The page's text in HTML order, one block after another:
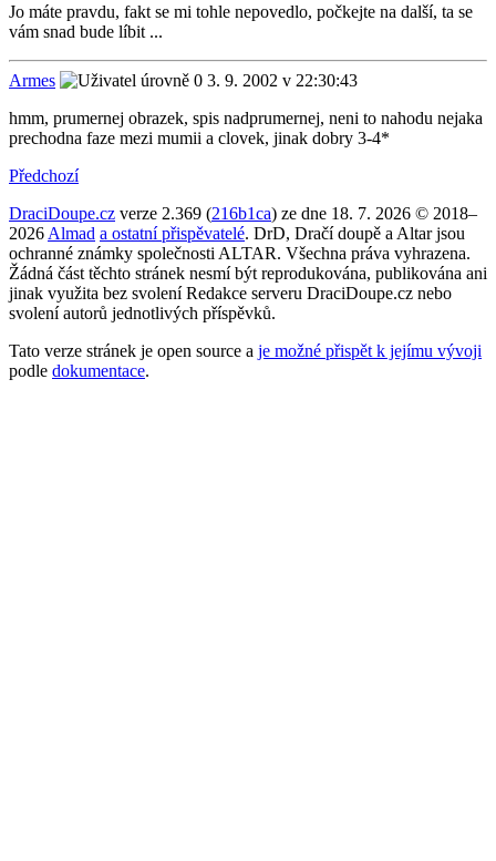
Jo máte pravdu, fakt se mi tohle nepovedlo, počkejte na další, ta se
vám snad bude líbit ...
Armes
3. 9. 2002 v 22:30:43
hmm, prumernej obrazek, spis nadprumernej, neni to nahodu nejaka
prechodna faze mezi mumii a clovek, jinak dobry 3-4*
Předchozí
DraciDoupe.cz verze 2.369 (216b1ca) ze dne 18. 7. 2026 © 2018–
2026 Almad a ostatní přispěvatelé. DrD, Dračí doupě a Altar jsou
ochranné známky společnosti ALTAR. Všechna práva vyhrazena.
Žádná část těchto stránek nesmí být reprodukována, publikována ani
jinak využita bez svolení Redakce serveru DraciDoupe.cz nebo
svolení autorů jednotlivých příspěvků.
Tato verze stránek je open source a je možné přispět k jejímu vývoji
podle dokumentace.